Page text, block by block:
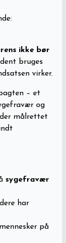
ikke bør
bruges
virker.
– et
og
målrettet
sygefravær
har
på